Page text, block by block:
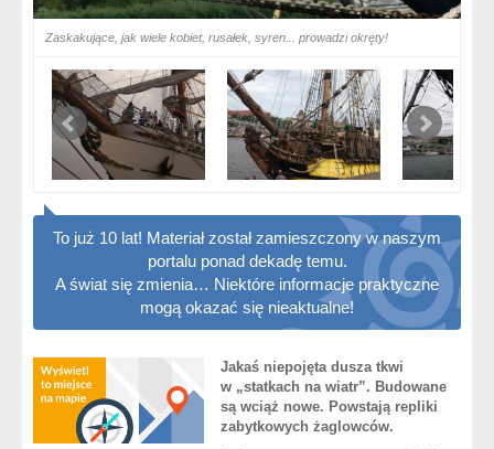
Zaskakujące, jak wiele kobiet, rusałek, syren... prowadzi okręty!
To już 10 lat! Materiał został zamieszczony w naszym
portalu ponad dekadę temu.
A świat się zmienia… Niektóre informacje praktyczne
mogą okazać się nieaktualne!
Jakaś niepojęta dusza tkwi
w „statkach na wiatr”. Budowane
są wciąż nowe. Powstają repliki
zabytkowych żaglowców.